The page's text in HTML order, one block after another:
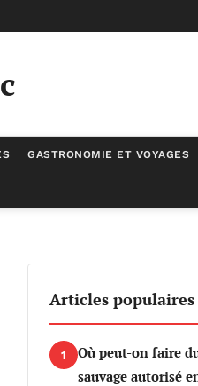
GASTRONOMIE ET VOYAGES
Articles populaires
1
Où peut-on faire
sauvage autorisé